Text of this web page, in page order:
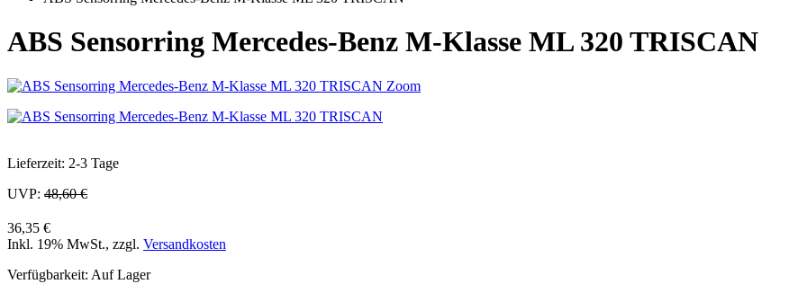
ABS Sensorring Mercedes-Benz M-Klasse ML 320 TRISCAN
Zoom
Lieferzeit: 2-3 Tage
UVP: 48,60 €
36,35 €
Inkl. 19% MwSt., zzgl. Versandkosten
Verfügbarkeit: Auf Lager